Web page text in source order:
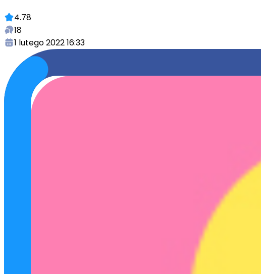
4.78
18
1 lutego 2022 16:33